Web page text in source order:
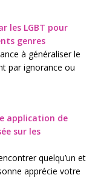
les LGBT pour
genres
à généraliser le
par ignorance ou
application de
sur les
quelqu’un et
apprécie votre